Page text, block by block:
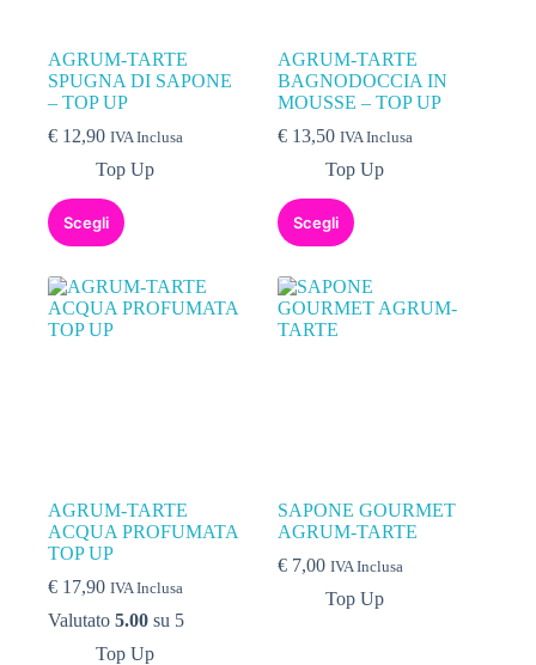
AGRUM-TARTE
SPUGNA DI SAPONE
– TOP UP
€ 12,90 IVA Inclusa
Top Up
Scegli
AGRUM-TARTE
BAGNODOCCIA IN
MOUSSE – TOP UP
€ 13,50 IVA Inclusa
Top Up
Scegli
AGRUM-TARTE
ACQUA PROFUMATA
TOP UP
€ 17,90 IVA Inclusa
Valutato 5.00 su 5
Top Up
SAPONE GOURMET
AGRUM-TARTE
€ 7,00 IVA Inclusa
Top Up